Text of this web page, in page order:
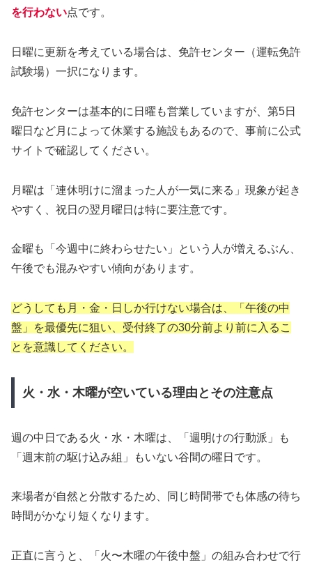
を行わない点です。
日曜に更新を考えている場合は、免許センター（運転免許
試験場）一択になります。
免許センターは基本的に日曜も営業していますが、第5日
曜日など月によって休業する施設もあるので、事前に公式
サイトで確認してください。
月曜は「連休明けに溜まった人が一気に来る」現象が起き
やすく、祝日の翌月曜日は特に要注意です。
金曜も「今週中に終わらせたい」という人が増えるぶん、
午後でも混みやすい傾向があります。
どうしても月・金・日しか行けない場合は、「午後の中
盤」を最優先に狙い、受付終了の30分前より前に入るこ
とを意識してください。
火・水・木曜が空いている理由とその注意点
週の中日である火・水・木曜は、「週明けの行動派」も
「週末前の駆け込み組」もいない谷間の曜日です。
来場者が自然と分散するため、同じ時間帯でも体感の待ち
時間がかなり短くなります。
正直に言うと、「火〜木曜の午後中盤」の組み合わせで行